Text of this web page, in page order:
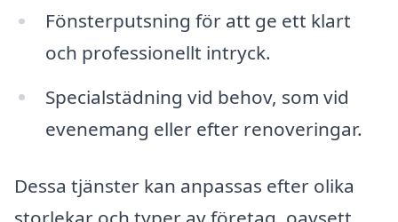
Fönsterputsning för att ge ett klart
och professionellt intryck.
Specialstädning vid behov, som vid
evenemang eller efter renoveringar.
Dessa tjänster kan anpassas efter olika